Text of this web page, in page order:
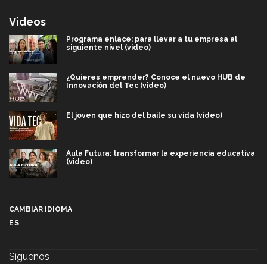
Videos
Programa enlace: para llevar a tu empresa al
siguiente nivel (video)
¿Quieres emprender? Conoce el nuevo HUB de
Innovación del Tec (video)
El joven que hizo del baile su vida (video)
Aula Futura: transformar la experiencia educativa
(video)
CAMBIAR IDIOMA
ES
Síguenos